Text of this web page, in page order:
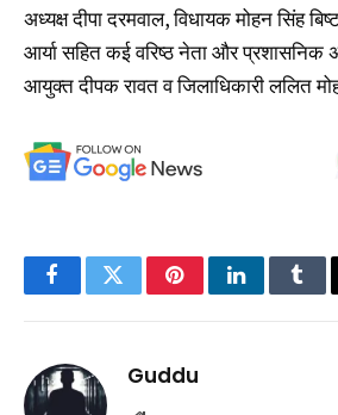
अध्यक्ष दीपा दरमवाल, विधायक मोहन सिंह
आर्या सहित कई वरिष्ठ नेता और
आयुक्त दीपक रावत व जिलाधिकारी ललित
FacebookTwitterPinterestLinkedIn
Guddu